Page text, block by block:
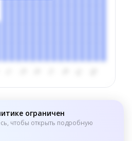
ограничен
чтобы открыть подробную